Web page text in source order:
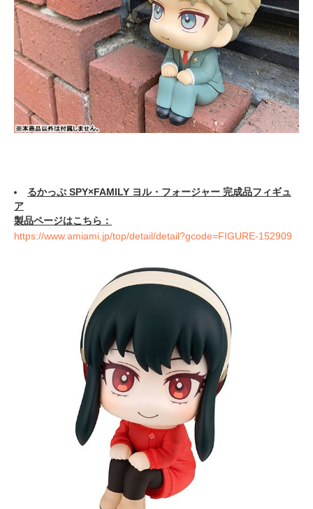
るかっぷ SPY×FAMILY ヨル・フォージャー 完成品フィギュ
ア
製品ページはこちら：
https://www.amiami.jp/top/detail/detail?gcode=FIGURE-152909